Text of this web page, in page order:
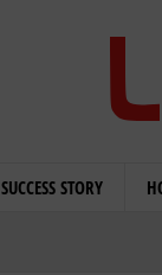
SUCCESS STORY